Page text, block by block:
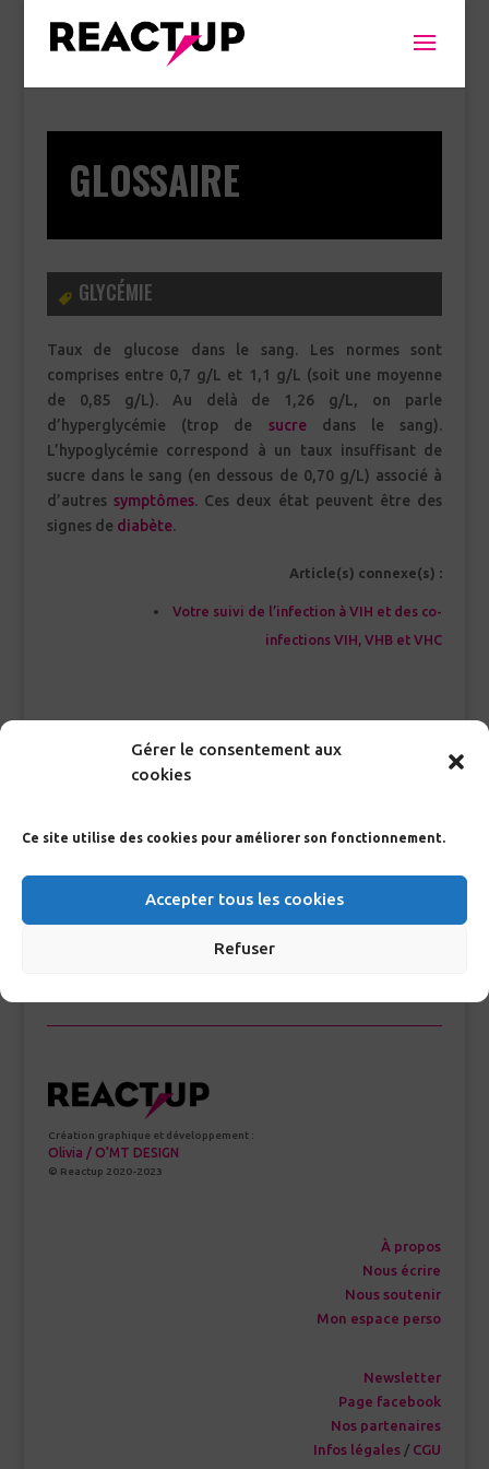
Gérer le consentement aux
cookies
Ce site utilise des cookies pour améliorer son fonctionnement.
Accepter tous les cookies
Refuser
GLOSSAIRE
GLYCÉMIE
Taux de glucose dans le sang. Les normes sont
comprises entre 0,7 g/L et 1,1 g/L (soit une moyenne
de 0,85 g/L). Au delà de 1,26 g/L, on parle
d’hyperglycémie (trop de sucredans le sang).
L’hypoglycémie correspond à un taux insuffisant de
sucre dans le sang (en dessous de 0,70 g/L) associé à
d’autres symptômes. Ces deux état peuvent être des
signes de diabète.
Article(s) connexe(s) :
Votre suivi de l’infection à VIH et des co-
infections VIH, VHB et VHC
RECHERCHE GLOSSAIRE
Création graphique et développement :
Olivia / O’MT DESIGN
© Reactup 2020-2023
À propos
Nous écrire
Nous soutenir
Mon espace perso
Newsletter
Page facebook
Nos partenaires
Infos légales / CGU